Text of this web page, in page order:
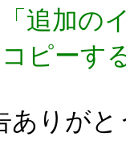
追加の
ピーする
ありが